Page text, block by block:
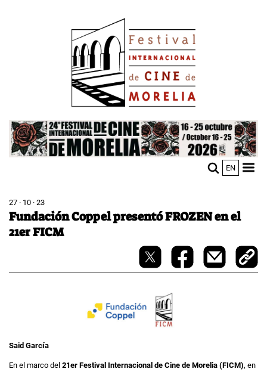
Image
EN
27 · 10 · 23
Fundación Coppel presentó FROZEN en el
21er FICM
Said García
En el marco del 21er Festival Internacional de Cine de Morelia (FICM), en